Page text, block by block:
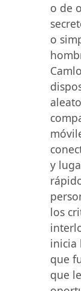
o de
o
y
los
inicia
que
que